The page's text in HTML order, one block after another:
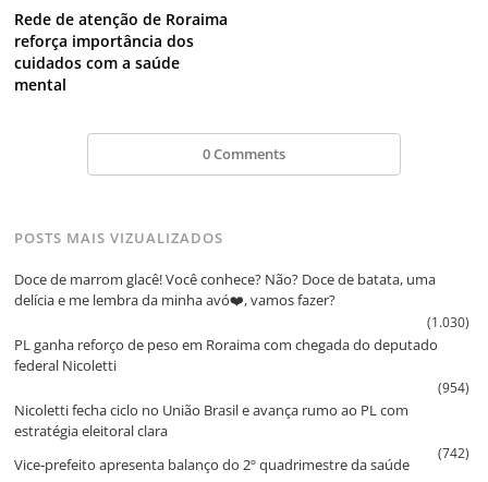
Rede de atenção de Roraima
reforça importância dos
cuidados com a saúde
mental
0 Comments
POSTS MAIS VIZUALIZADOS
Doce de marrom glacê! Você conhece? Não? Doce de batata, uma
delícia e me lembra da minha avó❤️, vamos fazer?
(1.030)
PL ganha reforço de peso em Roraima com chegada do deputado
federal Nicoletti
(954)
Nicoletti fecha ciclo no União Brasil e avança rumo ao PL com
estratégia eleitoral clara
(742)
Vice‑prefeito apresenta balanço do 2º quadrimestre da saúde